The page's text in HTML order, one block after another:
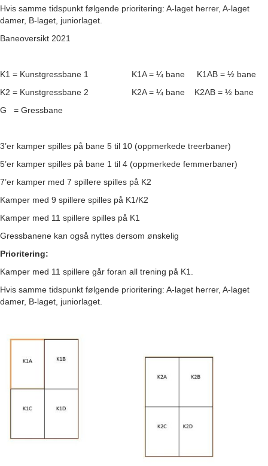
Hvis samme tidspunkt følgende prioritering: A-laget herrer, A-laget
damer, B-laget, juniorlaget.
Baneoversikt 2021
K1 = Kunstgressbane 1 K1A = ¼ bane K1AB = ½ bane
K2 = Kunstgressbane 2 K2A = ¼ bane K2AB = ½ bane
G = Gressbane
3’er kamper spilles på bane 5 til 10 (oppmerkede treerbaner)
5’er kamper spilles på bane 1 til 4 (oppmerkede femmerbaner)
7’er kamper med 7 spillere spilles på K2
Kamper med 9 spillere spilles på K1/K2
Kamper med 11 spillere spilles på K1
Gressbanene kan også nyttes dersom ønskelig
Prioritering:
Kamper med 11 spillere går foran all trening på K1.
Hvis samme tidspunkt følgende prioritering: A-laget herrer, A-laget
damer, B-laget, juniorlaget.